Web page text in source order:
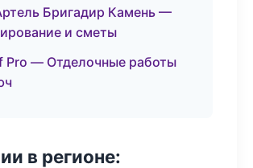
Бригадир Камень —
и сметы
Pro — Отделочные работы
в регионе: